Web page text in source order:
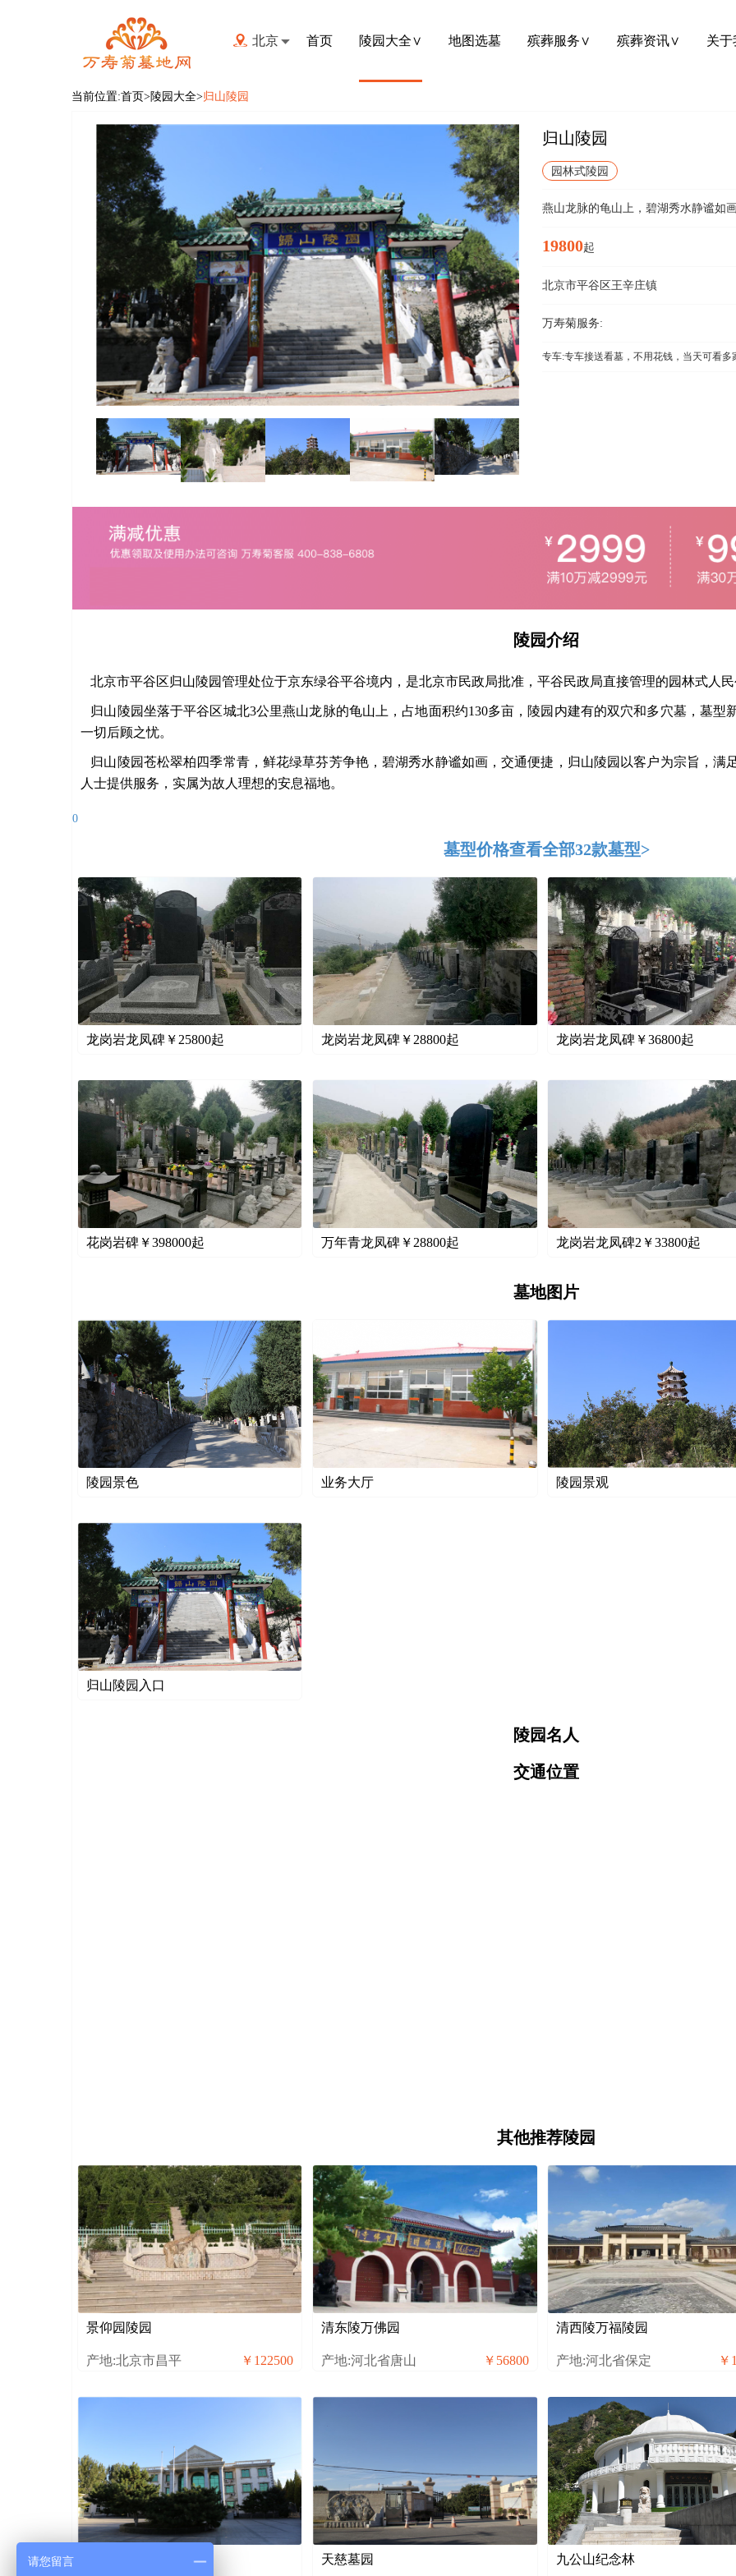
北京 首页 陵园大全∨ 地图选墓 殡葬服务∨ 殡葬资讯∨ 关于
当前位置:首页>陵园大全>归山陵园
归山陵园
园林式陵园
燕山龙脉的龟山上，碧湖秀水静谧如
19800起
北京市平谷区王辛庄镇
万寿菊服务:
专车:专车接送看墓，不用花钱，当天可看多
陵园介绍
北京市平谷区归山陵园管理处位于京东绿谷平谷境内，是北京市民政局批准，平谷民政局直接管理的园林式人
归山陵园坐落于平谷区城北3公里燕山龙脉的龟山上，占地面积约130多亩，陵园内建有的双穴和多穴墓，墓型
一切后顾之忧。
归山陵园苍松翠柏四季常青，鲜花绿草芬芳争艳，碧湖秀水静谧如画，交通便捷，归山陵园以客户为宗旨，满
人士提供服务，实属为故人理想的安息福地。
0
墓型价格查看全部32款墓型>
龙岗岩龙凤碑￥ 25800起 龙岗岩龙凤碑￥ 28800起 龙岗岩龙凤碑￥36800起
花岗岩碑￥398000起 万年青龙凤碑￥ 28800起 龙岗岩龙凤碑2￥33800起
墓地图片
陵园景色 业务大厅 陵园景观
归山陵园入口
陵园名人
交通位置
其他推荐陵园
景仰园陵园
产地:北京市昌平 ￥122500
清东陵万佛园
产地:河北省唐山 ￥56800
清西陵万福陵园
产地:河北省保定 ￥
天慈墓园 九公山纪念林
请您留言